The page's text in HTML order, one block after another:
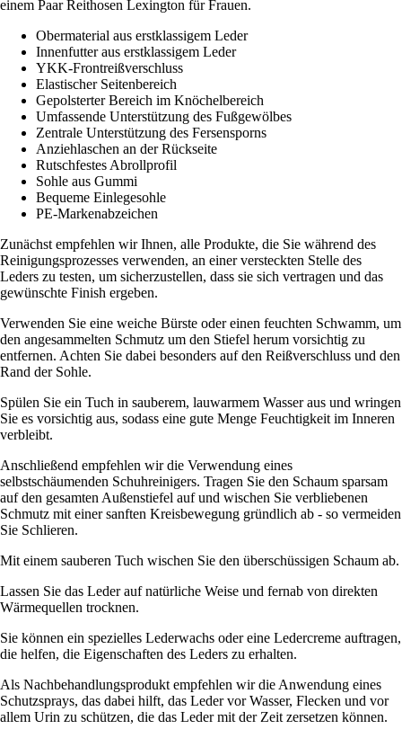
einem Paar Reithosen Lexington für Frauen.
Obermaterial aus erstklassigem Leder
Innenfutter aus erstklassigem Leder
YKK-Frontreißverschluss
Elastischer Seitenbereich
Gepolsterter Bereich im Knöchelbereich
Umfassende Unterstützung des Fußgewölbes
Zentrale Unterstützung des Fersensporns
Anziehlaschen an der Rückseite
Rutschfestes Abrollprofil
Sohle aus Gummi
Bequeme Einlegesohle
PE-Markenabzeichen
Zunächst empfehlen wir Ihnen, alle Produkte, die Sie während des
Reinigungsprozesses verwenden, an einer versteckten Stelle des
Leders zu testen, um sicherzustellen, dass sie sich vertragen und das
gewünschte Finish ergeben.
Verwenden Sie eine weiche Bürste oder einen feuchten Schwamm, um
den angesammelten Schmutz um den Stiefel herum vorsichtig zu
entfernen. Achten Sie dabei besonders auf den Reißverschluss und den
Rand der Sohle.
Spülen Sie ein Tuch in sauberem, lauwarmem Wasser aus und wringen
Sie es vorsichtig aus, sodass eine gute Menge Feuchtigkeit im Inneren
verbleibt.
Anschließend empfehlen wir die Verwendung eines
selbstschäumenden Schuhreinigers. Tragen Sie den Schaum sparsam
auf den gesamten Außenstiefel auf und wischen Sie verbliebenen
Schmutz mit einer sanften Kreisbewegung gründlich ab - so vermeiden
Sie Schlieren.
Mit einem sauberen Tuch wischen Sie den überschüssigen Schaum ab.
Lassen Sie das Leder auf natürliche Weise und fernab von direkten
Wärmequellen trocknen.
Sie können ein spezielles Lederwachs oder eine Ledercreme auftragen,
die helfen, die Eigenschaften des Leders zu erhalten.
Als Nachbehandlungsprodukt empfehlen wir die Anwendung eines
Schutzsprays, das dabei hilft, das Leder vor Wasser, Flecken und vor
allem Urin zu schützen, die das Leder mit der Zeit zersetzen können.